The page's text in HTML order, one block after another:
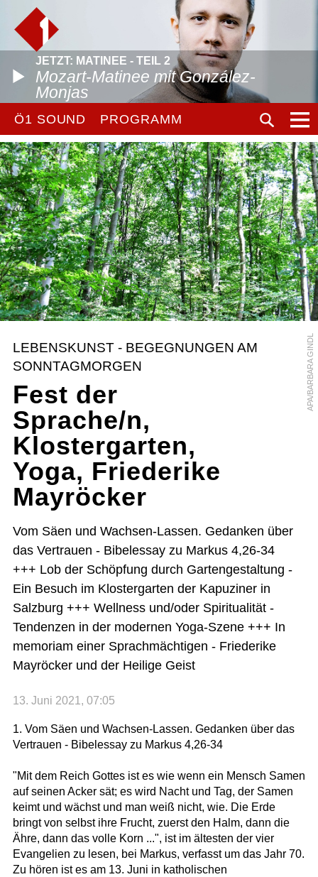
JETZT: MATINEE - TEIL 2
Mozart-Matinee mit González-
Monjas
Ö1 SOUND PROGRAMM
APA/BARBARA GINDL
LEBENSKUNST - BEGEGNUNGEN AM
SONNTAGMORGEN
Fest der
Sprache/n,
Klostergarten,
Yoga, Friederike
Mayröcker
Vom Säen und Wachsen-Lassen. Gedanken über
das Vertrauen - Bibelessay zu Markus 4,26-34
+++ Lob der Schöpfung durch Gartengestaltung -
Ein Besuch im Klostergarten der Kapuziner in
Salzburg +++ Wellness und/oder Spiritualität -
Tendenzen in der modernen Yoga-Szene +++ In
memoriam einer Sprachmächtigen - Friederike
Mayröcker und der Heilige Geist
13. Juni 2021, 07:05
1. Vom Säen und Wachsen-Lassen. Gedanken über das
Vertrauen - Bibelessay zu Markus 4,26-34
"Mit dem Reich Gottes ist es wie wenn ein Mensch Samen
auf seinen Acker sät; es wird Nacht und Tag, der Samen
keimt und wächst und man weiß nicht, wie. Die Erde
bringt von selbst ihre Frucht, zuerst den Halm, dann die
Ähre, dann das volle Korn ...", ist im ältesten der vier
Evangelien zu lesen, bei Markus, verfasst um das Jahr 70.
Zu hören ist es am 13. Juni in katholischen